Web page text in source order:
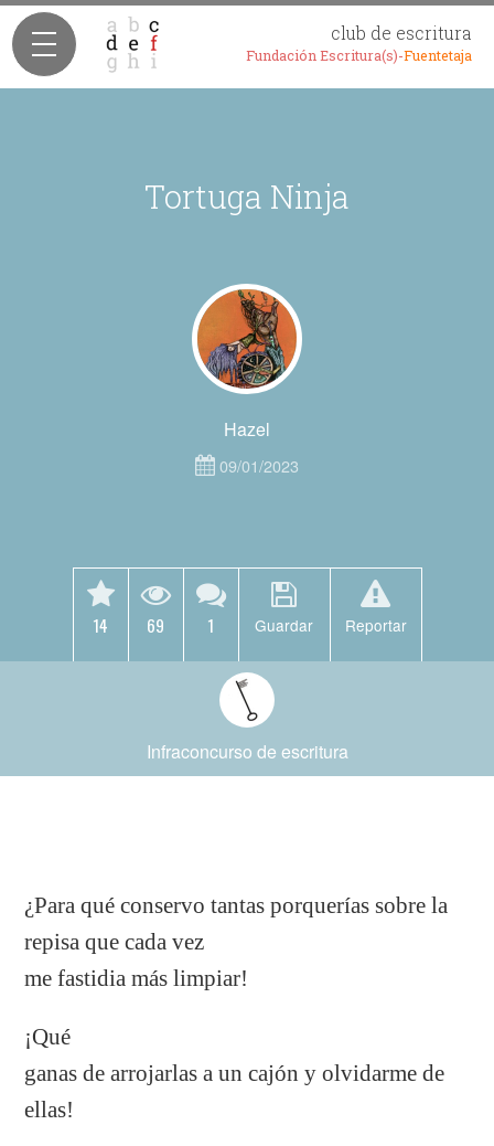
club de escritura
Fundación Escritura(s)-Fuentetaja
Tortuga Ninja
Hazel
09/01/2023
14 69 1 Guardar Reportar
Infraconcurso de escritura
¿Para qué conservo tantas porquerías sobre la
repisa que cada vez
me fastidia más limpiar!
¡Qué
ganas de arrojarlas a un cajón y olvidarme de
ellas!